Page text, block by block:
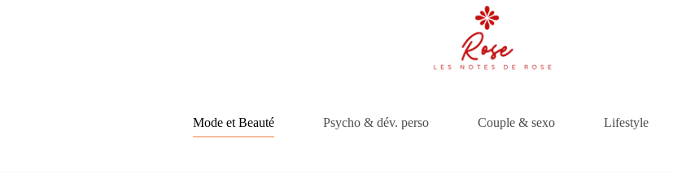
Mode et Beauté Psycho & dév. perso Couple & sexo Lifestyle